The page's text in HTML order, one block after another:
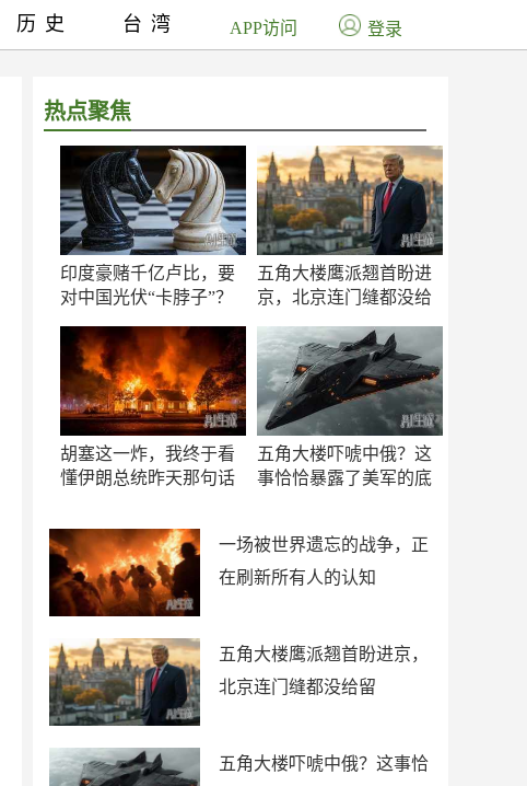
热点聚焦
印度豪赌千亿卢比，要
对中国光伏“卡脖子”？
五角大楼鹰派翘首盼进
京，北京连门缝都没给
胡塞这一炸，我终于看
懂伊朗总统昨天那句话
五角大楼吓唬中俄？这
事恰恰暴露了美军的底
一场被世界遗忘的战争，正
在刷新所有人的认知
五角大楼鹰派翘首盼进京，
北京连门缝都没给留
五角大楼吓唬中俄？这事恰
历史 台湾 APP访问 登录